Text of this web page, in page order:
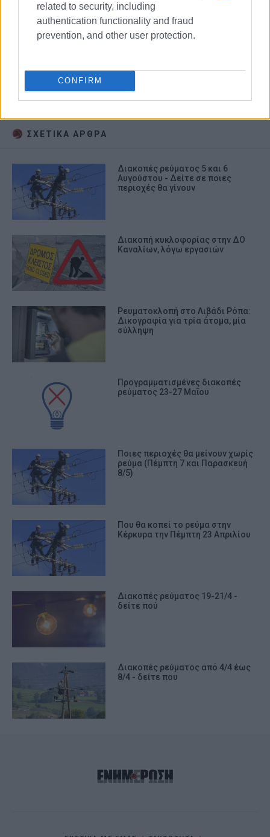
related to security, including
authentication functionality and fraud
prevention, and other user protection.
CONFIRM
ΣΧΕΤΙΚA AΡΘΡΑ
Διακοπές ρεύματος 5 και 6
Αυγούστου - Δείτε σε ποιες
περιοχές θα γίνουν
Διακοπή κυκλοφορίας στην ΔΟ
Καναλίων, λόγω εργασιών
Ρευματοκλοπή στο Λιβάδι Ρόπα:
Δικογραφία για τρία άτομα, μία
σύλληψη
Προγραμματισμένες διακοπές
ρεύματος 23-27 Μαΐου
Ποιες περιοχές θα μείνουν χωρίς
ρεύμα (Πέμπτη 7 και Παρασκευή
8/5)
Που θα κοπεί το ρεύμα στην
Κέρκυρα την Πέμπτη 23 Απριλίου
Διακοπές ρεύματος 19-21/4 -
δείτε πού
Διακοπές ρεύματος από 4/4 έως
8/4 - δείτε που